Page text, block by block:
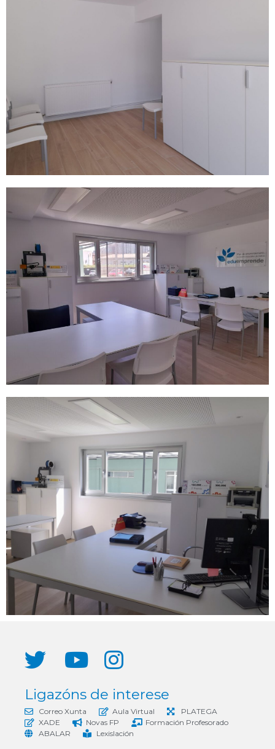
Ligazóns de interese
Correo Xunta Aula Virtual
PLATEGA
XADE
Novas FP
Formación Profesorado
ABALAR
Lexislación